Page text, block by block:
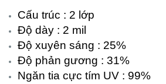
Cấu trúc : 2 lớp
Độ dày : 2 mil
Độ xuyên sáng : 25%
Độ phản gương : 31%
Ngăn tia cực tím UV : 99%